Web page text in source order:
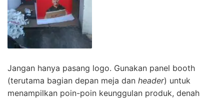
Jangan hanya pasang logo. Gunakan panel booth
(terutama bagian depan meja dan header) untuk
menampilkan poin-poin keunggulan produk, denah